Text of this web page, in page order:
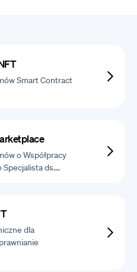
Smart Contract
o Współpracy
Specjalista ds.…
dla